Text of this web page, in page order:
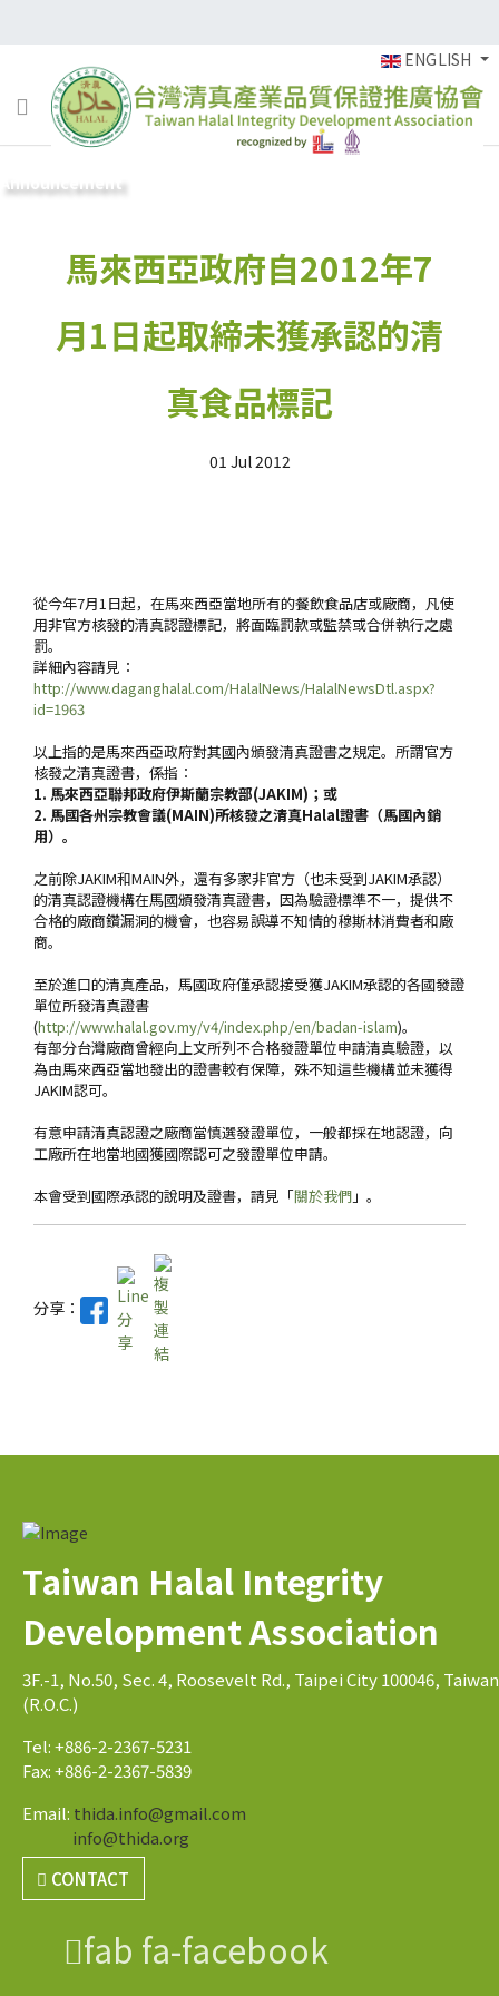
ENGLISH
Announcement
馬來西亞政府自2012年7
月1日起取締未獲承認的清
真食品標記
01 Jul 2012
從今年7月1日起，在馬來西亞當地所有的餐飲食品店或廠商，凡使
用非官方核發的清真認證標記，將面臨罰款或監禁或合併執行之處
罰。
詳細內容請見：
http://www.daganghalal.com/HalalNews/HalalNewsDtl.aspx?
id=1963
以上指的是馬來西亞政府對其國內頒發清真證書之規定。所謂官方
核發之清真證書，係指：
1. 馬來西亞聯邦政府伊斯蘭宗教部(JAKIM)；或
2. 馬國各州宗教會議(MAIN)所核發之清真Halal證書（馬國內銷
用）。
之前除JAKIM和MAIN外，還有多家非官方（也未受到JAKIM承認）
的清真認證機構在馬國頒發清真證書，因為驗證標準不一，提供不
合格的廠商鑽漏洞的機會，也容易誤導不知情的穆斯林消費者和廠
商。
至於進口的清真產品，馬國政府僅承認接受獲JAKIM承認的各國發證
單位所發清真證書
(http://www.halal.gov.my/v4/index.php/en/badan-islam)。
有部分台灣廠商曾經向上文所列不合格發證單位申請清真驗證，以
為由馬來西亞當地發出的證書較有保障，殊不知這些機構並未獲得
JAKIM認可。
有意申請清真認證之廠商當慎選發證單位，一般都採在地認證，向
工廠所在地當地國獲國際認可之發證單位申請。
本會受到國際承認的說明及證書，請見「關於我們 」。
分享：
Taiwan Halal Integrity
Development Association
3F.-1, No.50, Sec. 4, Roosevelt Rd., Taipei City 100046, Taiwan
(R.O.C.)
Tel: +886-2-2367-5231
Fax: +886-2-2367-5839
Email: thida.info@gmail.com
info@thida.org
CONTACT
fab fa-facebook